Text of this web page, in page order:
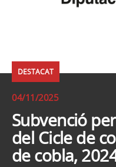
DESTACAT
04/11/2025
Subvenció
del Cicle de
de cobla,